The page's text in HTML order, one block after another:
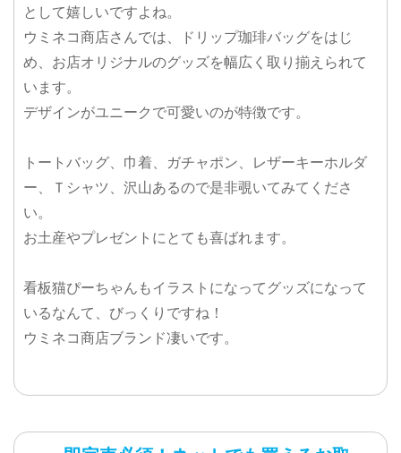
として嬉しいですよね。
ウミネコ商店さんでは、ドリップ珈琲バッグをはじ
め、お店オリジナルのグッズを幅広く取り揃えられて
います。
デザインがユニークで可愛いのが特徴です。
トートバッグ、巾着、ガチャポン、レザーキーホルダ
ー、Ｔシャツ、沢山あるので是非覗いてみてくださ
い。
お土産やプレゼントにとても喜ばれます。
看板猫ぴーちゃんもイラストになってグッズになって
いるなんて、びっくりですね！
ウミネコ商店ブランド凄いです。